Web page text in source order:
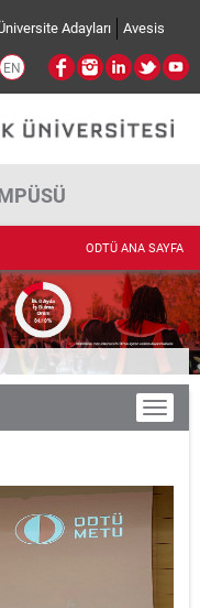
Adayları Avesis
EN
ODTÜ ANA SAYFA